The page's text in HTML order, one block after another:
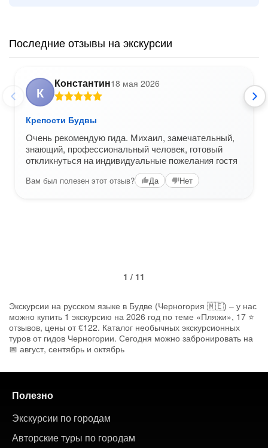
Последние отзывы на экскурсии
К
Константин18 мая 2026
Крепости Будвы
Очень рекомендую гида. Михаил, замечательный,
знающий, профессиональный человек, готовый
откликнуться на индивидуальные пожелания гостя
Вам был полезен этот отзыв? Да Нет
1 / 11
Экскурсии на русском языке в Будве (Черногория 🇲🇪) – у нас
можно купить 1 экскурсию на 2026 год по теме «Пляжи», 17 ⭐
отзывов, цены от €122. Каталог необычных экскурсионных
туров от гидов Черногории. Сегодня можно забронировать на
📅 август, сентябрь и октябрь
Полезно
Экскурсии по городам
Авторские туры по городам